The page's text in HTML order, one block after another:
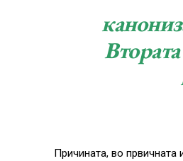
Причината, во првичната